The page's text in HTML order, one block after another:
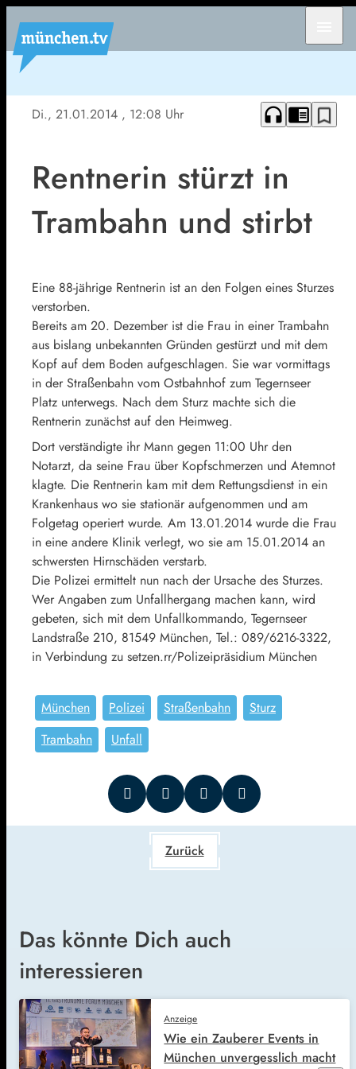
Di., 21.01.2014 , 12:08 Uhr headphones chrome_reader_mode bookmark_border
Rentnerin stürzt in
Trambahn und stirbt
Eine 88-jährige Rentnerin ist an den Folgen eines Sturzes
verstorben.
Bereits am 20. Dezember ist die Frau in einer Trambahn
aus bislang unbekannten Gründen gestürzt und mit dem
Kopf auf dem Boden aufgeschlagen. Sie war vormittags
in der Straßenbahn vom Ostbahnhof zum Tegernseer
Platz unterwegs. Nach dem Sturz machte sich die
Rentnerin zunächst auf den Heimweg.
Dort verständigte ihr Mann gegen 11:00 Uhr den
Notarzt, da seine Frau über Kopfschmerzen und Atemnot
klagte. Die Rentnerin kam mit dem Rettungsdienst in ein
Krankenhaus wo sie stationär aufgenommen und am
Folgetag operiert wurde. Am 13.01.2014 wurde die Frau
in eine andere Klinik verlegt, wo sie am 15.01.2014 an
schwersten Hirnschäden verstarb.
Die Polizei ermittelt nun nach der Ursache des Sturzes.
Wer Angaben zum Unfallhergang machen kann, wird
gebeten, sich mit dem Unfallkommando, Tegernseer
Landstraße 210, 81549 München, Tel.: 089/6216-3322,
in Verbindung zu setzen.rr/Polizeipräsidium München
München Polizei Straßenbahn
Sturz
Trambahn
Unfall
Zurück
Das könnte Dich auch
interessieren
Anzeige
Wie ein Zauberer Events in
München unvergesslich macht